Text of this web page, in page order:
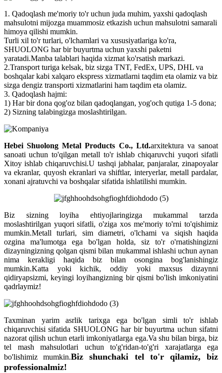
1. Qadoqlash me'moriy to'r uchun juda muhim, yaxshi qadoqlash
mahsulotni mijozga muammosiz etkazish uchun mahsulotni samarali
himoya qilishi mumkin.
Turli xil to'r turlari, o'lchamlari va xususiyatlariga ko'ra,
SHUOLONG har bir buyurtma uchun yaxshi paketni
yaratadi.Manba talablari haqida xizmat ko'rsatish markazi.
2.Transport turiga kelsak, biz sizga TNT, FedEx, UPS, DHL va
boshqalar kabi xalqaro ekspress xizmatlarni taqdim eta olamiz va biz
sizga dengiz transporti xizmatlarini ham taqdim eta olamiz.
3. Qadoqlash hajmi:
1) Har bir dona qog'oz bilan qadoqlangan, yog'och qutiga 1-5 dona;
2) Sizning talabingizga moslashtirilgan.
Hebei Shuolong Metal Products Co., Ltd.arxitektura va sanoat
sanoati uchun to'qilgan metall to'r ishlab chiqaruvchi yuqori sifatli
Xitoy ishlab chiqaruvchisi.U tashqi jabhalar, panjaralar, zinapoyalar
va ekranlar, quyosh ekranlari va shiftlar, interyerlar, metall pardalar,
xonani ajratuvchi va boshqalar sifatida ishlatilishi mumkin.
Biz sizning loyiha ehtiyojlaringizga mukammal tarzda
moslashtirilgan yuqori sifatli, o'ziga xos me'moriy to'rni to'qishimiz
mumkin.Metall turlari, sim diametri, o'lchami va siqish haqida
ozgina ma'lumotga ega bo'lgan holda, siz to'r o'rnatishingizni
dizayningizning qolgan qismi bilan mukammal ishlashi uchun aynan
nima kerakligi haqida biz bilan osongina bog'lanishingiz
mumkin.Katta yoki kichik, oddiy yoki maxsus dizaynni
qidiryapsizmi, keyingi loyihangizning bir qismi bo'lish imkoniyatini
qadrlaymiz!
Taxminan yarim asrlik tarixga ega bo'lgan simli to'r ishlab
chiqaruvchisi sifatida SHUOLONG har bir buyurtma uchun sifatni
nazorat qilish uchun etarli imkoniyatlarga ega.Va shu bilan birga, biz
tel mash mahsulotlari uchun to'g'ridan-to'g'ri xarajatlarga ega
bo'lishimiz mumkin.Biz shunchaki tel to'r qilamiz, biz
professionalmiz!